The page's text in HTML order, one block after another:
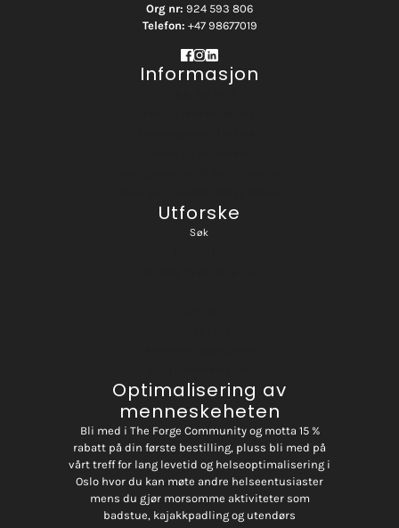
Org nr: 924 593 806
Telefon: +47 98677019
Informasjon
Utforske
Søk
Optimalisering av
menneskeheten
Bli med i The Forge Community og motta 15 %
rabatt på din første bestilling, pluss bli med på
vårt treff for lang levetid og helseoptimalisering i
Oslo hvor du kan møte andre helseentusiaster
mens du gjør morsomme aktiviteter som
badstue, kajakkpadling og utendørs